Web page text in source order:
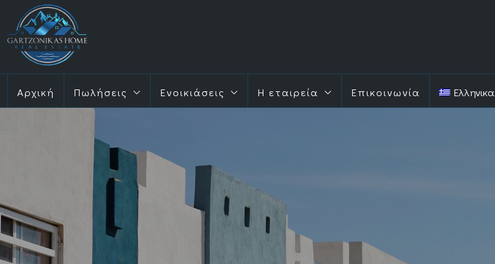
Αρχική Πωλήσεις Ενοικιάσεις Η εταιρεία Επικοινωνία Ελληνικα